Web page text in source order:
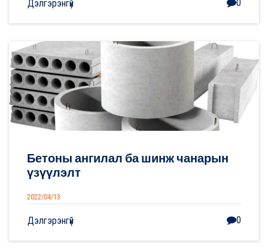
Дэлгэрэнгүй 0
Бетоны ангилал ба шинж чанарын
үзүүлэлт
2022/04/13
Дэлгэрэнгүй 0